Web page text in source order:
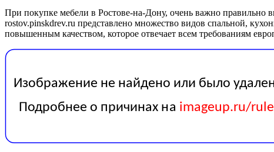
При покупке мебели в Ростове-на-Дону, очень важно правильно
rostov.pinskdrev.ru представлено множество видов спальной,
повышенным качеством, которое отвечает всем требованиям